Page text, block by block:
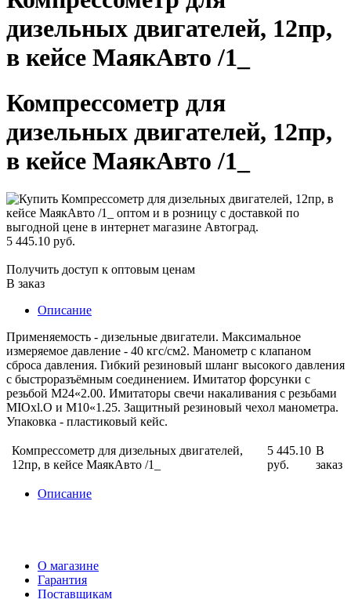
дизельных двигателей, 12пр,
в кейсе МаякАвто /1_
Компрессометр для
дизельных двигателей, 12пр,
в кейсе МаякАвто /1_
5 445.10 руб.
Получить доступ к оптовым ценам
В заказ
Описание
Применяемость - дизельные двигатели. Максимальное
измеряемое давление - 40 кгс/см2. Манометр с клапаном
сброса давления. Гибкий резиновый шланг высокого давления
с быстроразъёмным соединением. Имитатор форсунки с
резьбой М24«2.00. Имитаторы свечи накаливания с резьбами
MIOxl.O и М10«1.25. Защитный резиновый чехол манометра.
Упаковка - пластиковый кейс.
Компрессометр для дизельных двигателей,
12пр, в кейсе МаякАвто /1_
5 445.10
руб.
В
заказ
Описание
О магазине
Гарантия
Поставщикам